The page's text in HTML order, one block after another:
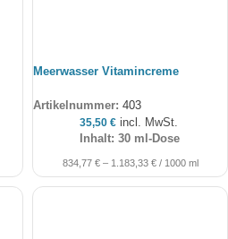
Meerwasser Vitamincreme
Artikelnummer: 403
35,50 € incl. MwSt.
Inhalt: 30 ml-Dose
834,77 €– 1.183,33 €/ 1000 ml